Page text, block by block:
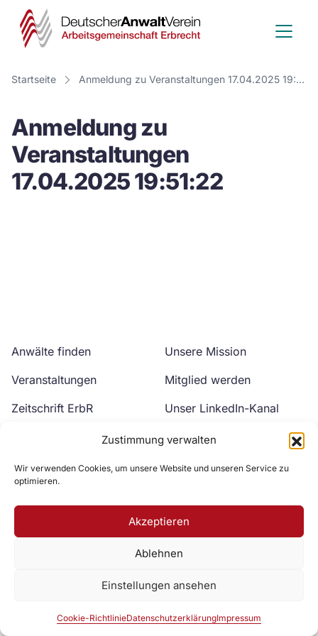
Zustimmung verwalten
Wir verwenden Cookies, um unsere Website und unseren Service zu
optimieren.
Akzeptieren
Ablehnen
Einstellungen ansehen
Cookie-RichtlinieDatenschutzerklärungImpressum
Deutscher
Anwalt
Verein
Startseite Anmeldung zu Veranstaltungen 17.04.2025 19:51:22
Anmeldung zu
Veranstaltungen
17.04.2025 19:51:22
Anwälte finden
Veranstaltungen
Zeitschrift ErbR
Unsere Mission
Mitglied werden
Unser LinkedIn-Kanal
Unser YouTube-Kanal
Zur DAV Webseite